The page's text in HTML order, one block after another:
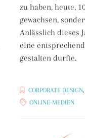
zu haben, heute,
gewachsen,
Anlässlich dieses
eine
gestalten durfte.
CORPORATE DESIGN,
ONLINE-MEDIEN